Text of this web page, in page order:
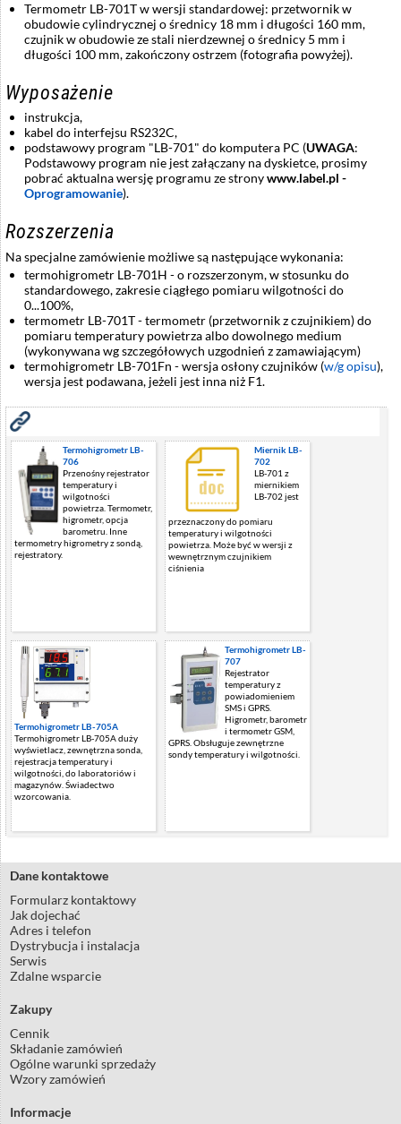
Termometr LB-701T w wersji standardowej: przetwornik w
obudowie cylindrycznej o średnicy 18 mm i długości 160 mm,
czujnik w obudowie ze stali nierdzewnej o średnicy 5 mm i
długości 100 mm, zakończony ostrzem (fotografia powyżej).
Wyposażenie
instrukcja,
kabel do interfejsu RS232C,
podstawowy program "LB-701" do komputera PC (UWAGA:
Podstawowy program nie jest załączany na dyskietce, prosimy
pobrać aktualna wersję programu ze stronywww.label.pl -
Oprogramowanie).
Rozszerzenia
Na specjalne zamówienie możliwe są następujące wykonania:
termohigrometr LB-701H - o rozszerzonym, w stosunku do
standardowego, zakresie ciągłego pomiaru wilgotności do
0...100%,
termometr LB-701T - termometr (przetwornik z czujnikiem) do
pomiaru temperatury powietrza albo dowolnego medium
(wykonywana wg szczegółowych uzgodnień z zamawiającym)
termohigrometr LB-701Fn - wersja osłony czujników (w/g opisu),
wersja jest podawana, jeżeli jest inna niż F1.
Termohigrometr LB-
706
Przenośny rejestrator
temperatury i
wilgotności
powietrza. Termometr,
higrometr, opcja
barometru. Inne
termometry higrometry z sondą,
rejestratory.
Miernik LB-
702
LB-701 z
miernikiem
LB-702 jest
przeznaczony do pomiaru
temperatury i wilgotności
powietrza. Może być w wersji z
wewnętrznym czujnikiem
ciśnienia
Termohigrometr LB-705A
Termohigrometr LB-705A duży
wyświetlacz, zewnętrzna sonda,
rejestracja temperatury i
wilgotności, do laboratoriów i
magazynów. Świadectwo
wzorcowania.
Termohigrometr LB-
707
Rejestrator
temperatury z
powiadomieniem
SMS i GPRS.
Higrometr, barometr
i termometr GSM,
GPRS. Obsługuje zewnętrzne
sondy temperatury i wilgotności.
Dane kontaktowe
Formularz kontaktowy
Jak dojechać
Adres i telefon
Dystrybucja i instalacja
Serwis
Zdalne wsparcie
Zakupy
Cennik
Składanie zamówień
Ogólne warunki sprzedaży
Wzory zamówień
Informacje